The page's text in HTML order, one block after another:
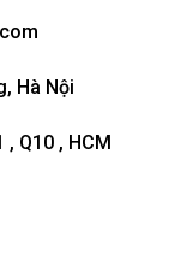
Hà Nội
, Q10 , HCM